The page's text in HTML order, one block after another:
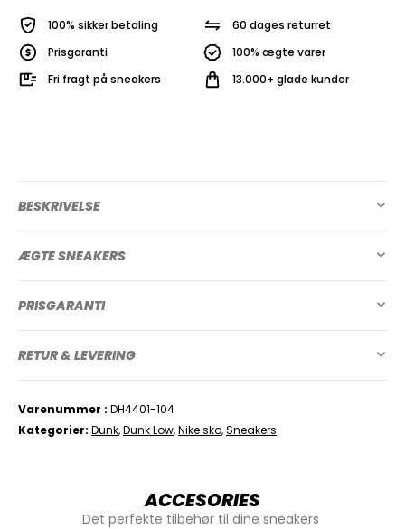
100% sikker betaling
Prisgaranti
Fri fragt på sneakers
60 dages returret
100% ægte varer
13.000+ glade kunder
BESKRIVELSE
ÆGTE SNEAKERS
PRISGARANTI
RETUR & LEVERING
Varenummer
DH4401-104
Kategorier Dunk,Dunk Low,Nike sko,Sneakers
ACCESORIES
Det perfekte tilbehør til dine sneakers